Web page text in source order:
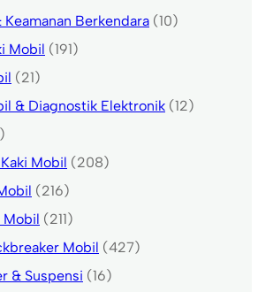
Keamanan Berkendara (10)
Mobil (191)
(21)
& Diagnostik Elektronik (12)
Mobil (208)
(216)
Mobil (211)
Mobil (427)
& Suspensi (16)